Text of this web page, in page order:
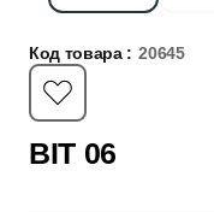
Код товара : 20645
BIT 06